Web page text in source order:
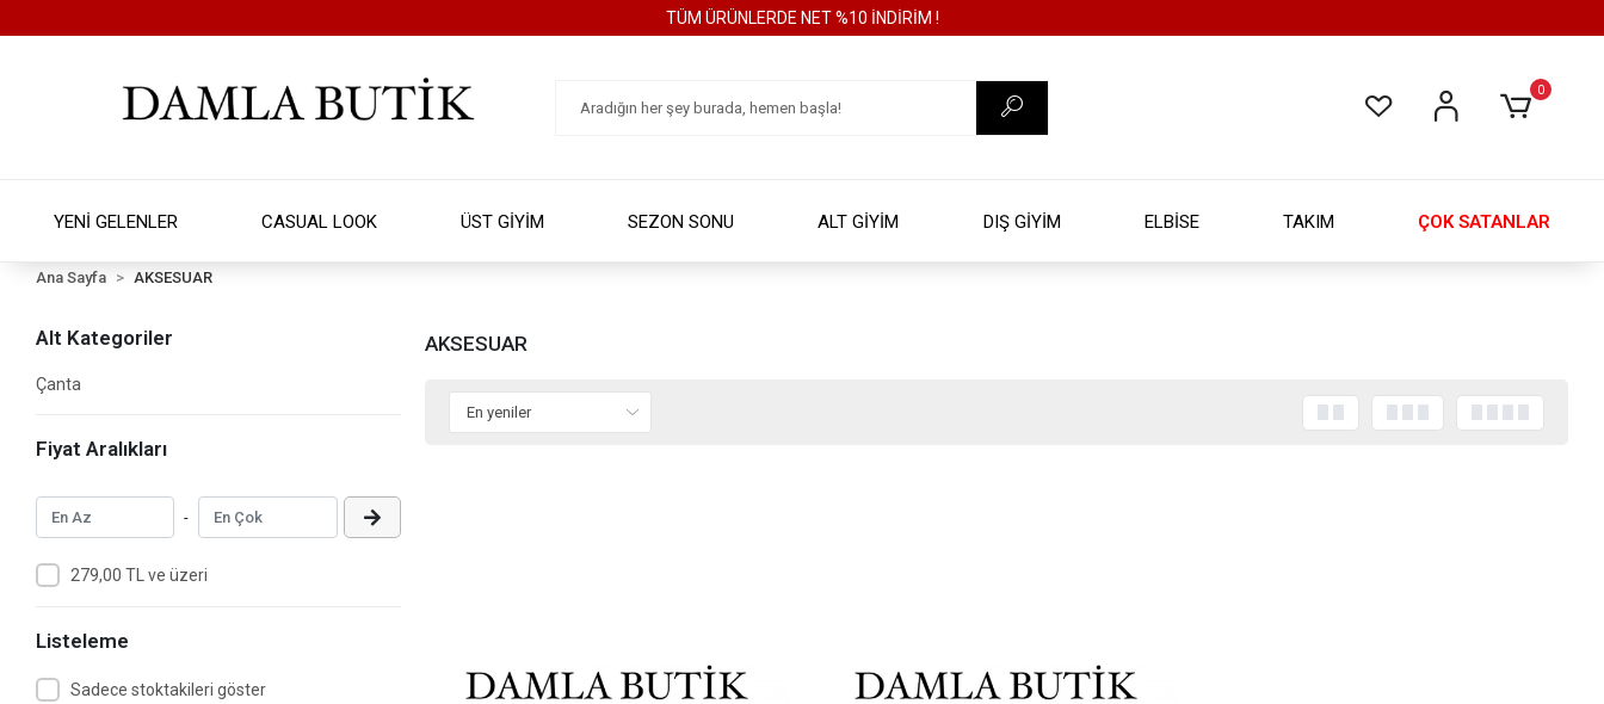
TÜM ÜRÜNLERDE NET %10 İNDİRİM !
0
YENİ GELENLER CASUAL LOOK ÜST GİYİM SEZON SONU ALT GİYİM DIŞ GİYİM ELBİSE TAKIM ÇOK SATANLAR
Ana Sayfa AKSESUAR
Alt Kategoriler
Çanta
Fiyat Aralıkları
-
279,00 TL ve üzeri
Listeleme
Sadece stoktakileri göster
AKSESUAR